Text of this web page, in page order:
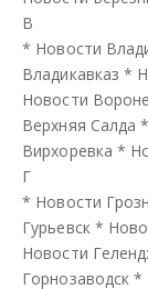
В
* Новости
Владикавказ *
Новости
Верхняя Салда *
Вирхоревка *
Г
* Новости
Гурьевск *
Новости
Горнозаводск *